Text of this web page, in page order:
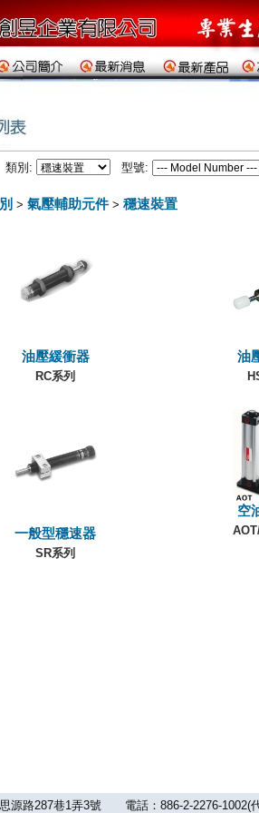
別: 型號:
> 氣壓輔助元件 > 穩速裝置
油壓緩衝器
RC系列
油
一般型穩速器
SR系列
空
思源路287巷1弄3號 電話：886-2-2276-